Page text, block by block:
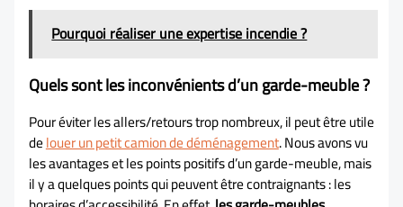
Pourquoi réaliser une expertise incendie ?
Quels sont les inconvénients d’un garde-meuble ?
Pour éviter les allers/retours trop nombreux, il peut être utile
delouer un petit camion de déménagement. Nous avons vu
les avantages et les points positifs d’un garde-meuble, mais
il y a quelques points qui peuvent être contraignants : les